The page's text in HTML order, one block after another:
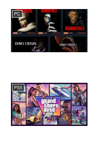
PC
PS5